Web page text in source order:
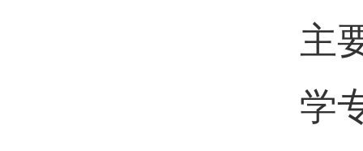
主
学